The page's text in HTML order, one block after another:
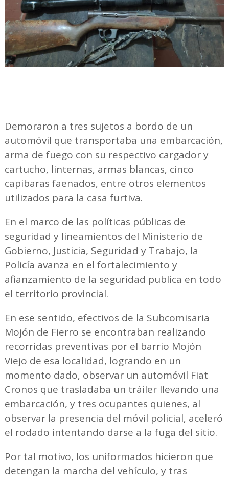
Demoraron a tres sujetos a bordo de un
automóvil que transportaba una embarcación,
arma de fuego con su respectivo cargador y
cartucho, linternas, armas blancas, cinco
capibaras faenados, entre otros elementos
utilizados para la casa furtiva.
En el marco de las políticas públicas de
seguridad y lineamientos del Ministerio de
Gobierno, Justicia, Seguridad y Trabajo, la
Policía avanza en el fortalecimiento y
afianzamiento de la seguridad publica en todo
el territorio provincial.
En ese sentido, efectivos de la Subcomisaria
Mojón de Fierro se encontraban realizando
recorridas preventivas por el barrio Mojón
Viejo de esa localidad, logrando en un
momento dado, observar un automóvil Fiat
Cronos que trasladaba un tráiler llevando una
embarcación, y tres ocupantes quienes, al
observar la presencia del móvil policial, aceleró
el rodado intentando darse a la fuga del sitio.
Por tal motivo, los uniformados hicieron que
detengan la marcha del vehículo, y tras